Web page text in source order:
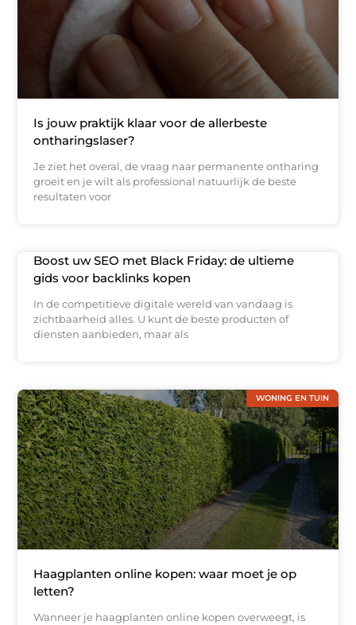
Is jouw praktijk klaar voor de allerbeste
ontharingslaser?
Je ziet het overal, de vraag naar permanente ontharing
groeit en je wilt als professional natuurlijk de beste
resultaten voor
Boost uw SEO met Black Friday: de ultieme
gids voor backlinks kopen
In de competitieve digitale wereld van vandaag is
zichtbaarheid alles. U kunt de beste producten of
diensten aanbieden, maar als
WONING EN TUIN
Haagplanten online kopen: waar moet je op
letten?
Wanneer je haagplanten online kopen overweegt, is